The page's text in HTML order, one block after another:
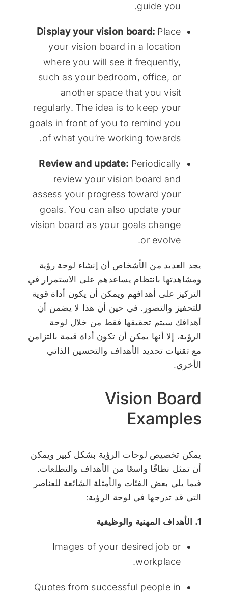
guide you.
Display your vision board: Place
your vision board in a location
where you will see it frequently,
such as your bedroom, office, or
another space that you visit
regularly. The idea is to keep your
goals in front of you to remind you
of what you’re working towards.
Review and update: Periodically
review your vision board and
assess your progress toward your
goals. You can also update your
vision board as your goals change
or evolve.
يجد العديد من الأشخاص أن إنشاء لوحة رؤية
ومشاهدتها بانتظام يساعدهم على الاستمرار في
التركيز على أهدافهم ويمكن أن يكون أداة قوية
للتحفيز والتصور. في حين أن هذا لا يضمن أن
أهدافك سيتم تحقيقها فقط من خلال لوحة
الرؤية، إلا أنها يمكن أن تكون أداة قيمة بالتزامن
مع تقنيات تحديد الأهداف والتحسين الذاتي
الأخرى.
Vision Board
Examples
يمكن تخصيص لوحات الرؤية بشكل كبير ويمكن
أن تمثل نطاقًا واسعًا من الأهداف والتطلعات.
فيما يلي بعض الفئات والأمثلة الشائعة للعناصر
التي قد تدرجها في لوحة الرؤية:
1. الأهداف المهنية والوظيفية
Images of your desired job or
workplace.
Quotes from successful people in